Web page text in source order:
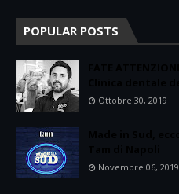
POPULAR POSTS
Ottobre 30, 2019
Novembre 06, 2019